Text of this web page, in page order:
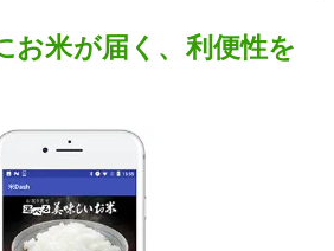
お米が届く、利便性を